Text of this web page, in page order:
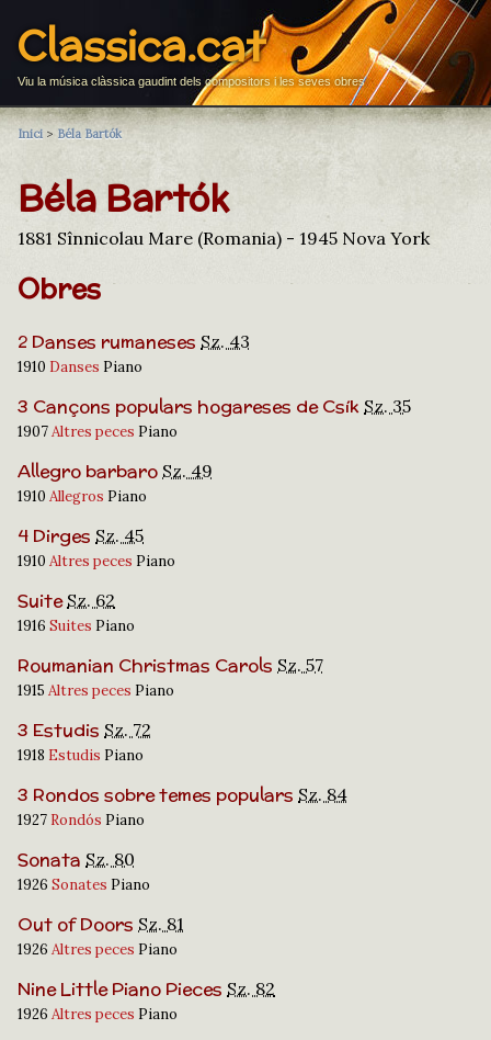
Classica.cat
Viu la música clàssica gaudint dels compositors i les seves obres
Inici > Béla Bartók
Béla Bartók
1881 Sînnicolau Mare (Romania) - 1945 Nova York
Obres
2 Danses rumaneses Sz. 43
1910 Danses Piano
3 Cançons populars hogareses de Csík Sz. 35
1907Altres peces Piano
Allegro barbaro Sz. 49
1910 Allegros Piano
4 Dirges Sz. 45
1910 Altres peces Piano
Suite Sz. 62
1916 Suites Piano
Roumanian Christmas Carols Sz. 57
1915 Altres peces Piano
3 Estudis Sz. 72
1918 Estudis Piano
3 Rondos sobre temes populars Sz. 84
1927 Rondós Piano
Sonata Sz. 80
1926 Sonates Piano
Out of Doors Sz. 81
1926 Altres peces Piano
Nine Little Piano Pieces Sz. 82
1926 Altres peces Piano